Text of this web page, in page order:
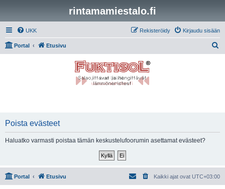
rintamamiestalo.fi
UKK Kirjaudu sisään
Rekisteröidy
Portal Etusivu
Poista evästeet
Haluatko varmasti poistaa tämän keskustelufoorumin asettamat evästeet?
Portal Etusivu Kaikki ajat ovat UTC+03:00